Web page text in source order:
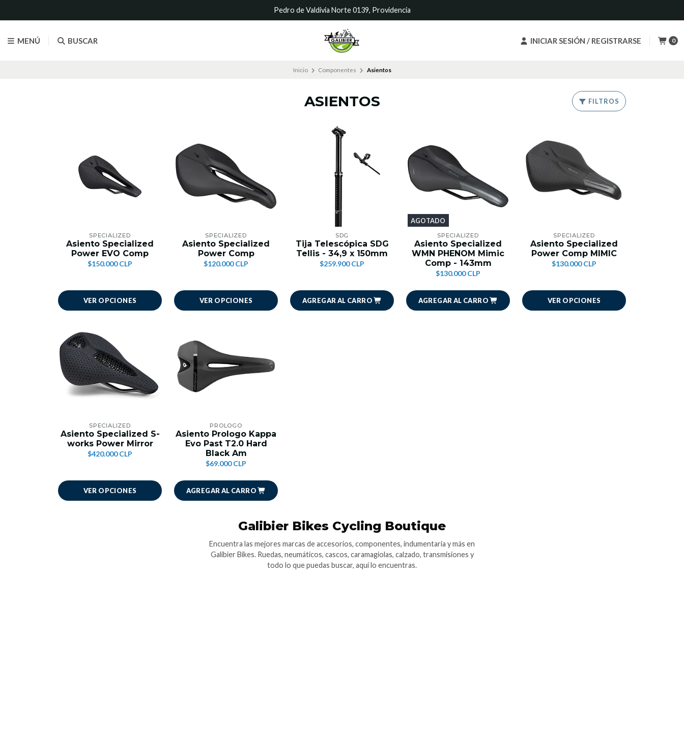
MENÚ BUSCAR INICIAR SESIÓN / REGISTRARSE 0
Pedro de Valdivia Norte 0139, Providencia
Inicio Componentes Asientos
ASIENTOS FILTROS
SPECIALIZED
Asiento Specialized
Power EVO Comp
$150.000 CLP
VER OPCIONES
SPECIALIZED
Asiento Specialized
Power Comp
$120.000 CLP
VER OPCIONES
SDG
Tija Telescópica SDG
Tellis - 34,9 x 150mm
$259.900 CLP
AGREGAR AL CARRO
AGOTADO
SPECIALIZED
Asiento Specialized
WMN PHENOM Mimic
Comp - 143mm
$130.000 CLP
AGREGAR AL CARRO
SPECIALIZED
Asiento Specialized
Power Comp MIMIC
$130.000 CLP
VER OPCIONES
SPECIALIZED
Asiento Specialized S-
works Power Mirror
$420.000 CLP
VER OPCIONES
PROLOGO
Asiento Prologo Kappa
Evo Past T2.0 Hard
Black Am
$69.000 CLP
AGREGAR AL CARRO
Galibier Bikes Cycling Boutique
Encuentra las mejores marcas de accesorios, componentes, indumentaria y más en
Galibier Bikes. Ruedas, neumáticos, cascos, caramagiolas, calzado, transmisiones y
todo lo que puedas buscar, aquí lo encuentras.